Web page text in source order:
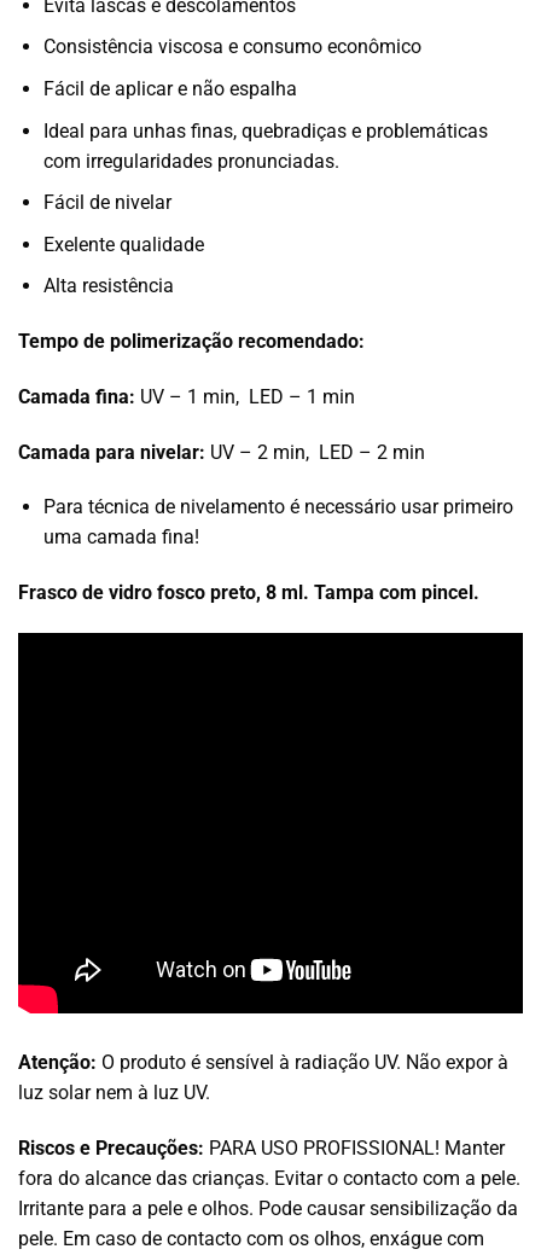
Evita lascas e descolamentos
Consistência viscosa e consumo econômico
Fácil de aplicar e não espalha
Ideal para unhas finas, quebradiças e problemáticas
com irregularidades pronunciadas.
Fácil de nivelar
Exelente qualidade
Alta resistência
Tempo de polimerização recomendado:
Camada fina: UV – 1 min, LED – 1 min
Camada para nivelar: UV – 2 min, LED – 2 min
Para técnica de nivelamento é necessário usar primeiro
uma camada fina!
Frasco de vidro fosco preto, 8 ml. Tampa com pincel.
Atenção: O produto é sensível à radiação UV. Não expor à
luz solar nem à luz UV.
Riscos e Precauções: PARA USO PROFISSIONAL! Manter
fora do alcance das crianças. Evitar o contacto com a pele.
Irritante para a pele e olhos. Pode causar sensibilização da
pele. Em caso de contacto com os olhos, enxágue com